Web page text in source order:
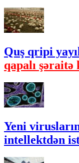
Quş qripi
qapalı
Yeni
intellektdən